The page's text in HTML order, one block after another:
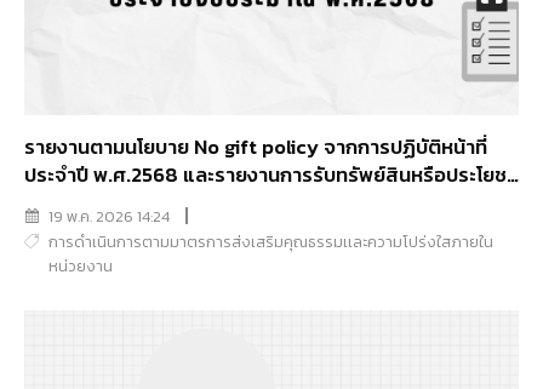
รายงานตามนโยบาย No gift policy จากการปฏิบัติหน้าที่
ประจำปี พ.ศ.2568 และรายงานการรับทรัพย์สินหรือประโยชน์
อื่นใดอันอาจคำนวณเป็นเงินได้ประจำปีงบประมาณ
พ.ศ.2568
19 พ.ค. 2026 14:24
การดำเนินการตามมาตรการส่งเสริมคุณธรรมเเละความโปร่งใสภายใน
หน่วยงาน